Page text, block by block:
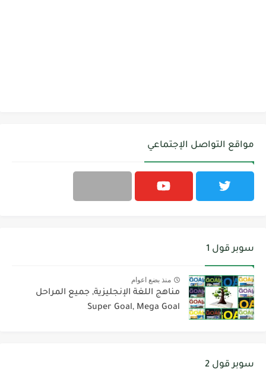
مواقع التواصل الإجتماعي
سوبر قول 1
منذ بضع اعوام
مناهج اللغة الإنجليزية, جميع المراحل
Super Goal, Mega Goal
سوبر قول 2